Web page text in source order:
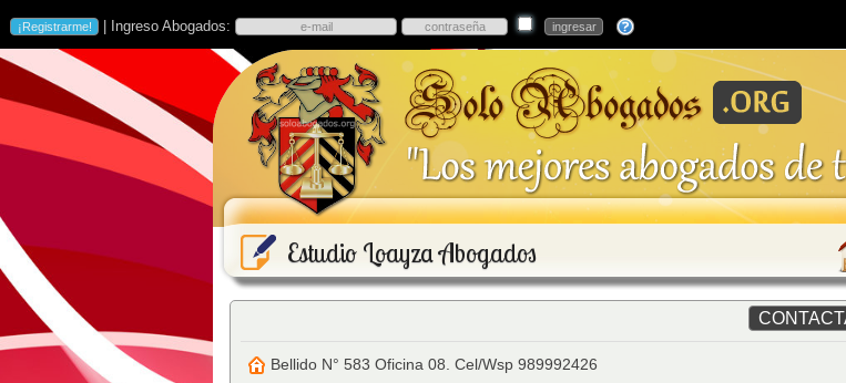
| Ingreso Abogados:
Estudio Loayza Abogados
Bellido N° 583 Oficina 08. Cel/Wsp 989992426